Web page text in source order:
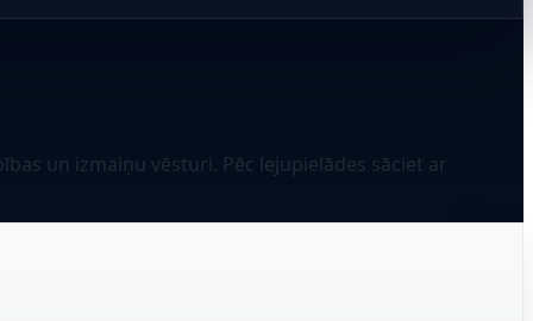
un izmaiņu vēsturi. Pēc lejupielādes sāciet ar